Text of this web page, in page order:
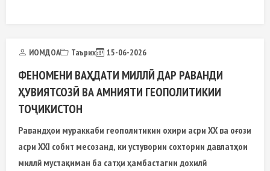
ИОМДОА Таърих 15-06-2026
ФЕНОМЕНИ ВАҲДАТИ МИЛЛӢ ДАР РАВАНДИ
ҲУВИЯТСОЗӢ ВА АМНИЯТИ ГЕОПОЛИТИКИИ
ТОҶИКИСТОН
Равандҳои мураккаби геополитикии охири асри ХХ ва оғози
асри XXI собит месозанд, ки устувории сохтории давлатҳои
миллӣ мустақиман ба сатҳи ҳамбастагии дохилӣ